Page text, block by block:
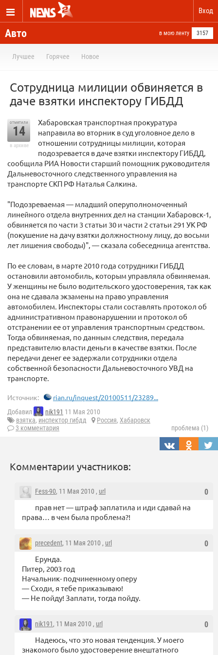
Вход
Авто в мою ленту 3157
Лучшее Горячее Новое
Сотрудница милиции обвиняется в
даче взятки инспектору ГИБДД
отметили
14
в архиве
Хабаровская транспортная прокуратура
направила во вторник в суд уголовное дело в
отношении сотрудницы милиции, которая
подозревается в даче взятки инспектору ГИБДД,
сообщила РИА Новости старший помощник руководителя
Дальневосточного следственного управления на
транспорте СКП РФ Наталья Салкина.
"Подозреваемая — младший оперуполномоченный
линейного отдела внутренних дел на станции Хабаровск-1,
обвиняется по части 3 статьи 30 и части 2 статьи 291 УК РФ
(покушение на дачу взятки должностному лицу, до восьми
лет лишения свободы)", — сказала собеседница агентства.
По ее словам, в марте 2010 года сотрудники ГИБДД
остановили автомобиль, которым управляла обвиняемая.
У женщины не было водительского удостоверения, так как
она не сдавала экзамены на право управления
автомобилем. Инспекторы стали составлять протокол об
административном правонарушении и протокол об
отстранении ее от управления транспортным средством.
Тогда обвиняемая, по данным следствия, передала
представителю власти деньги в качестве взятки. После
передачи денег ее задержали сотрудники отдела
собственной безопасности Дальневосточного УВД на
транспорте.
Источник: rian.ru/inquest/20100511/23289...
Добавил nik191 11 Мая 2010
взятка, инспектор гибдд Россия, Хабаровск
3 комментария
проблема (1)
Комментарии участников:
0
Fess-90, 11 Мая 2010 , url
прав нет — штраф заплатила и иди сдавай на
права… в чем была проблема?!
0
precedent, 11 Мая 2010 , url
Ерунда.
Питер, 2003 год
Начальник- подчиненному оперу
— Сходи, я тебе приказываю!
— Не пойду! Заплати, тогда пойду.
0
nik191, 11 Мая 2010 , url
Надеюсь, что это новая тенденция. У моего
знакомого было удостоверение внештатного